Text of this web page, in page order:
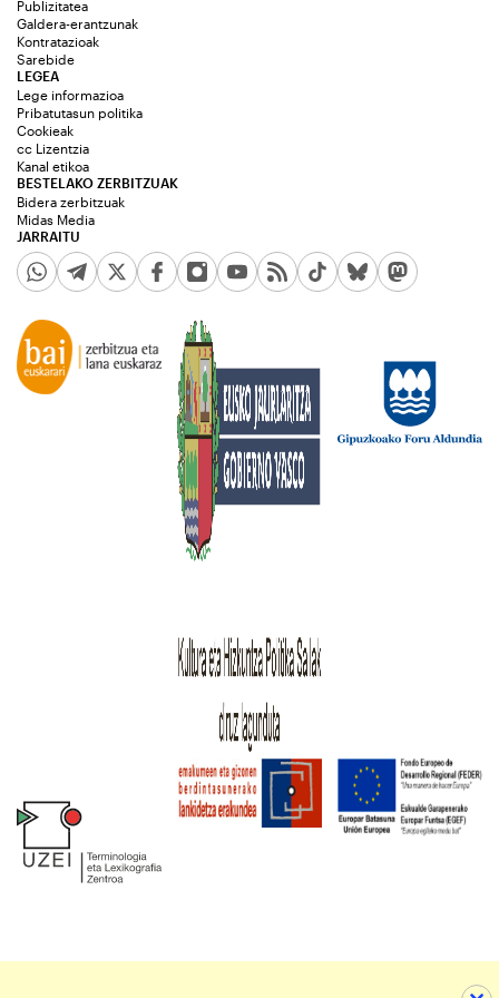
Publizitatea
Galdera-erantzunak
Kontratazioak
Sarebide
JARRAITU
LEGEA
Lege informazioa
Pribatutasun politika
Cookieak
cc Lizentzia
Kanal etikoa
BESTELAKO ZERBITZUAK
Bidera zerbitzuak
Midas Media